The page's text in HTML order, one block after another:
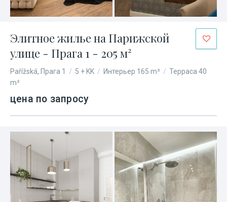
Элитное жилье на Парижской
улице - Прага 1 - 205 м²
Pařížská, Прага 1 / 5 + KK / Интерьер 165 m² / Терраса 40
m²
цена по запросу